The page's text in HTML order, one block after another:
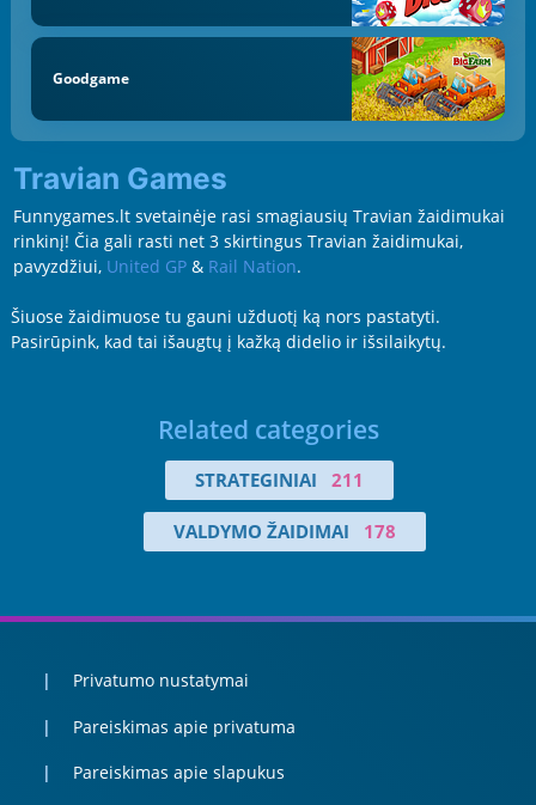
Goodgame
Travian Games
Funnygames.lt svetainėje rasi smagiausių Travian žaidimukai
rinkinį! Čia gali rasti net 3 skirtingus Travian žaidimukai,
pavyzdžiui, United GP& Rail Nation.
Šiuose žaidimuose tu gauni užduotį ką nors pastatyti.
Pasirūpink, kad tai išaugtų į kažką didelio ir išsilaikytų.
Related categories
STRATEGINIAI 211
VALDYMO ŽAIDIMAI 178
Privatumo nustatymai
Pareiskimas apie privatuma
Pareiskimas apie slapukus